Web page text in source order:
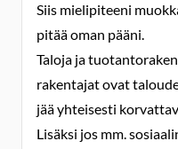
Siis mielipiteeni
pitää oman pääni.
Taloja ja
rakentajat ovat
jää yhteisesti
Lisäksi jos mm.